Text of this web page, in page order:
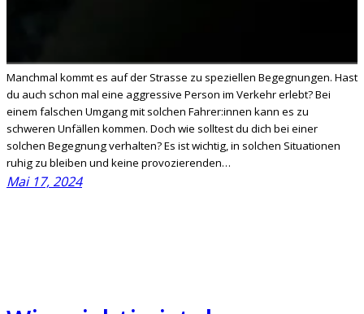
Manchmal kommt es auf der Strasse zu speziellen Begegnungen. Hast
du auch schon mal eine aggressive Person im Verkehr erlebt? Bei
einem falschen Umgang mit solchen Fahrer:innen kann es zu
schweren Unfällen kommen. Doch wie solltest du dich bei einer
solchen Begegnung verhalten? Es ist wichtig, in solchen Situationen
ruhig zu bleiben und keine provozierenden…
Mai 17, 2024